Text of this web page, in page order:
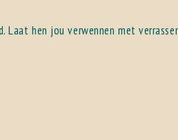
hen jou verwennen met